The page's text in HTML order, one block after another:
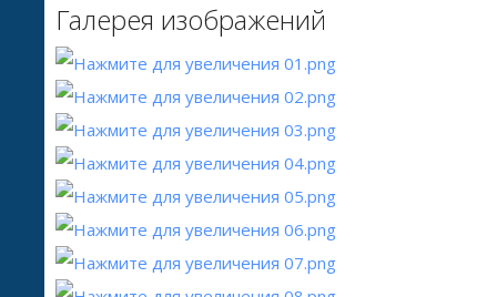
Галерея изображений